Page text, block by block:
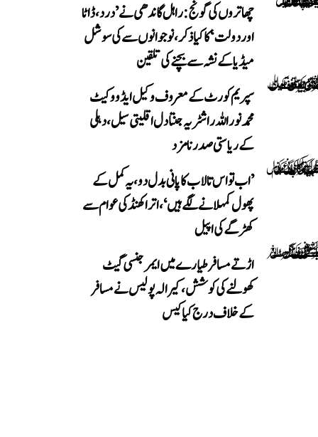
چھاتروں کی گونج: راہل گاندھی نے ’درد، ڈاٹا
اور دولت‘ کا کیا ذکر، نوجوانوں سے کی سوشل
میڈیا کے نشہ سے بچنے کی تلقین
سپریم کورٹ کے معروف وکیل ایڈووکیٹ
محمد نور اللہ راشٹریہ جنتا دل اقلیتی سیل، دہلی
کے ریاستی صدر نامزد
’اب تو اس تالاب کا پانی بدل دو، یہ کمل کے
پھول کمہلانے لگے ہیں‘، اتراکھنڈ کی عوام سے
کھڑگے کی اپیل
اڑتے مسافر طیارے میں ایمرجنسی گیٹ
کھولنے کی کوشش، کیرالہ پولیس نے مسافر
کے خلاف درج کیا کیس